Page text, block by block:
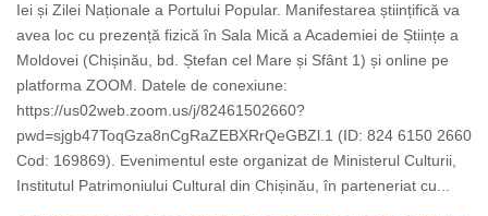
Iei și Zilei Naționale a Portului Popular. Manifestarea științifică va
avea loc cu prezență fizică în Sala Mică a Academiei de Științe a
Moldovei (Chișinău, bd. Ștefan cel Mare și Sfânt 1) și online pe
platforma ZOOM. Datele de conexiune:
https://us02web.zoom.us/j/82461502660?
pwd=sjgb47ToqGza8nCgRaZEBXRrQeGBZl.1 (ID: 824 6150 2660
Cod: 169869). Evenimentul este organizat de Ministerul Culturii,
Institutul Patrimoniului Cultural din Chișinău, în parteneriat cu...